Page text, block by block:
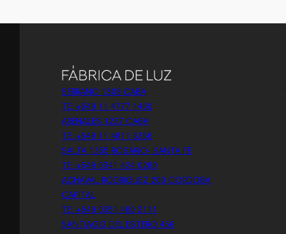
SERRANO 1308 CABA
TE: +549 11 4777 1460
ARENALES 1237 CABA
TE: +549 11 4811 6356
SALTA 1355 ROSARIO- SANTA FE
TE: +549 0341 424 0280
ACHAVAL RODRIGUEZ 200 CORDOBA
CAPITAL
TE: +549 0351 460 2111
SANTIAGO DEL ESTERO 436